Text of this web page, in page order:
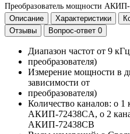
Преобразователь мощности АКИП-
Описание
Характеристики
Отзывы
Вопрос-ответ 0
Диапазон частот от 9
преобразователя)
Измерение мощности в
зависимости от
преобразователя)
Количество каналов: o
АКИП-72438CA, o 2
АКИП-72438CB